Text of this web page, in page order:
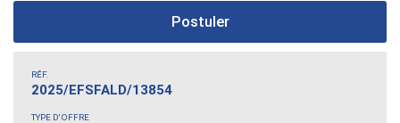
Postuler
RÉF.
2025/EFSFALD/13854
TYPE D'OFFRE